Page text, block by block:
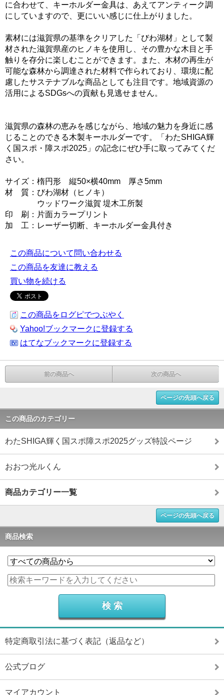
に合わせて、キーホルダー金具は、あえてアンティーク調
にしていますので、更にいい感じに仕上がりました。
素材には滋賀県の基準をクリアした「びわ湖材」として製
材された滋賀県産のヒノキを使用し、その豊かな木目と手
触りを存分に楽しむことができます。また、木材の再生が
可能な森林から調達された材料で作られており、環境に配
慮したサステナブルな商品としても注目です。地域資源の
活用によるSDGsへの貢献も見逃せません。
滋賀県の森林の恵みを感じながら、地域の魅力を身近に感
じることのできる木製キーホルダーです。「わたSHIGA輝
く国スポ・障スポ2025」の記念にぜひ手に取ってみてくだ
さい。
サイズ：楕円形 縦50×横40mm 厚さ5mm
材 質：びわ湖材（ヒノキ）
ウッドワーク滋賀 堤木工所製
印 刷：片面カラープリント
加 工：レーザー切断、キーホルダー金具付き
この商品について問い合わせる
この商品を友達に教える
買い物を続ける
この商品をログピでつぶやく
Yahoo!ブックマークに登録する
はてなブックマークに登録する
前の商品へ 次の商品へ
ページの先頭へ戻る
この商品のカテゴリー
わたSHIGA輝く国スポ障スポ2025グッズ特設ページ
おおつ光ルくん
商品カテゴリー一覧
ページの先頭へ戻る
商品検索
特定商取引法に基づく表記（返品など）
公式ブログ
マイアカウント